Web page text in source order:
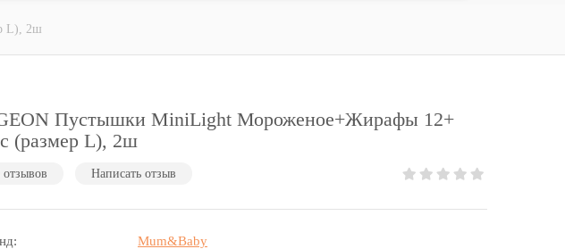
L), 2ш
Пустышки MiniLight Мороженое+Жирафы 12+
(размер L), 2ш
отзывов Написать отзыв
Mum&Baby